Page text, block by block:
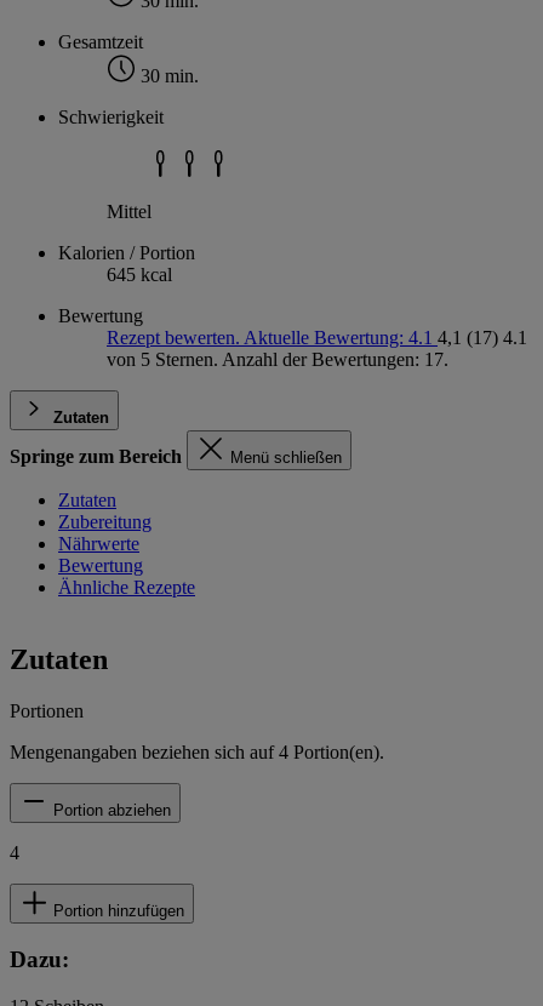
Gesamtzeit
30 min.
Schwierigkeit
Mittel
Kalorien / Portion
645 kcal
Bewertung
Rezept bewerten. Aktuelle Bewertung: 4.1 4,1 (17) 4.1
von 5 Sternen. Anzahl der Bewertungen: 17.
Zutaten
Springe zum Bereich Menü schließen
Zutaten
Zubereitung
Nährwerte
Bewertung
Ähnliche Rezepte
Zutaten
Portionen
Mengenangaben beziehen sich auf4 Portion(en).
Portion abziehen
4
Portion hinzufügen
Dazu: